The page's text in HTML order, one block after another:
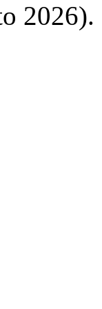
2026).